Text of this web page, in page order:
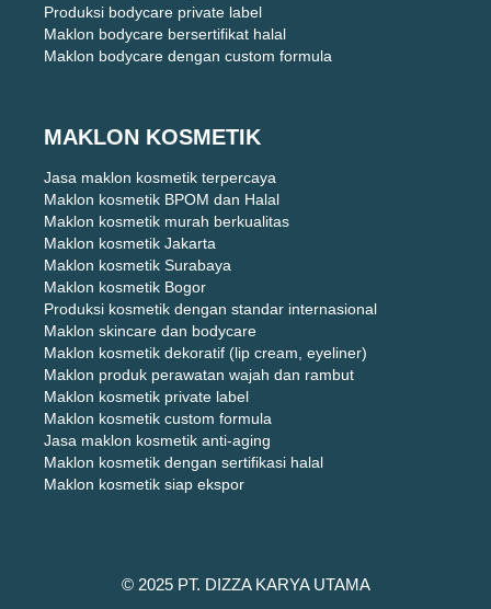
Produksi bodycare private label
Maklon bodycare bersertifikat halal
Maklon bodycare dengan custom formula
MAKLON KOSMETIK
Jasa maklon kosmetik terpercaya
Maklon kosmetik BPOM dan Halal
Maklon kosmetik murah berkualitas
Maklon kosmetik Jakarta
Maklon kosmetik Surabaya
Maklon kosmetik Bogor
Produksi kosmetik dengan standar internasional
Maklon skincare dan bodycare
Maklon kosmetik dekoratif (lip cream, eyeliner)
Maklon produk perawatan wajah dan rambut
Maklon kosmetik private label
Maklon kosmetik custom formula
Jasa maklon kosmetik anti-aging
Maklon kosmetik dengan sertifikasi halal
Maklon kosmetik siap ekspor
© 2025 PT. DIZZA KARYA UTAMA